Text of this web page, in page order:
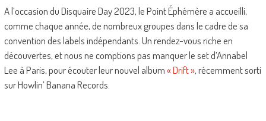
A l’occasion du Disquaire Day 2023, le Point Éphémère a accueilli,
comme chaque année, de nombreux groupes dans le cadre de sa
convention des labels indépendants. Un rendez-vous riche en
découvertes, et nous ne comptions pas manquer le set d’Annabel
Lee à Paris, pour écouter leur nouvel album« Drift », récemment sorti
sur Howlin’ Banana Records.